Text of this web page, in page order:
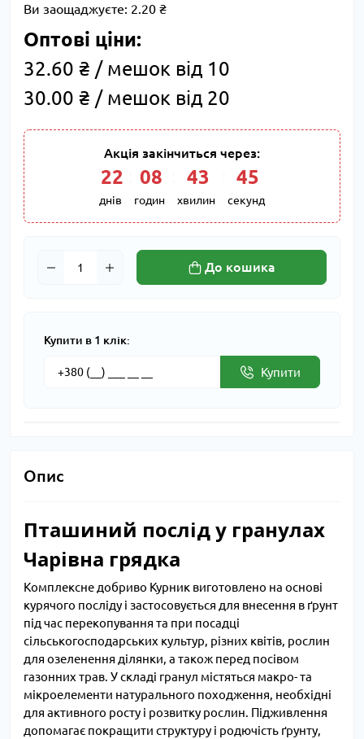
Ви заощаджуєте: 2.20 ₴
Оптові ціни:
32.60 ₴ / мешок від 10
30.00 ₴ / мешок від 20
Акція закінчиться через:
22
днів
08
годин
43
хвилин
44
секунд
До кошика
Купити в 1 клік:
Купити
Опис
Пташиний послід у гранулах
Чарівна грядка
Комплексне добриво Курник виготовлено на основі
курячого посліду і застосовується для внесення в ґрунт
під час перекопування та при посадці
сільськогосподарських культур, різних квітів, рослин
для озеленення ділянки, а також перед посівом
газонних трав. У складі гранул містяться макро- та
мікроелементи натурального походження, необхідні
для активного росту і розвитку рослин. Підживлення
допомагає покращити структуру і родючість ґрунту,